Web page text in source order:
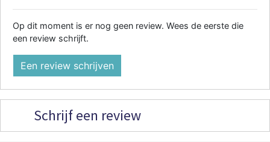
Op dit moment is er nog geen review. Wees de eerste die
een review schrijft.
Een review schrijven
Schrijf een review